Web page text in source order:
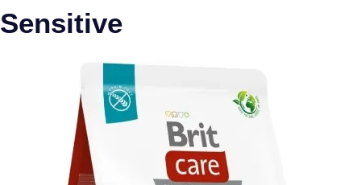
Sensitive